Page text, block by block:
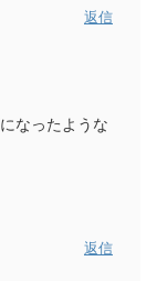
返信
なったような
返信